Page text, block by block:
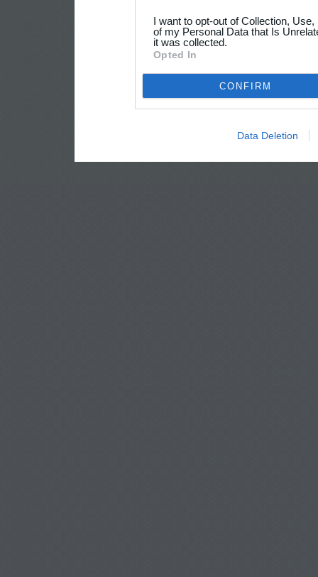
I want to opt-out of Collection,
of my Personal Data that Is
it was collected.
Opted In
CONFIRM
Data Deletion